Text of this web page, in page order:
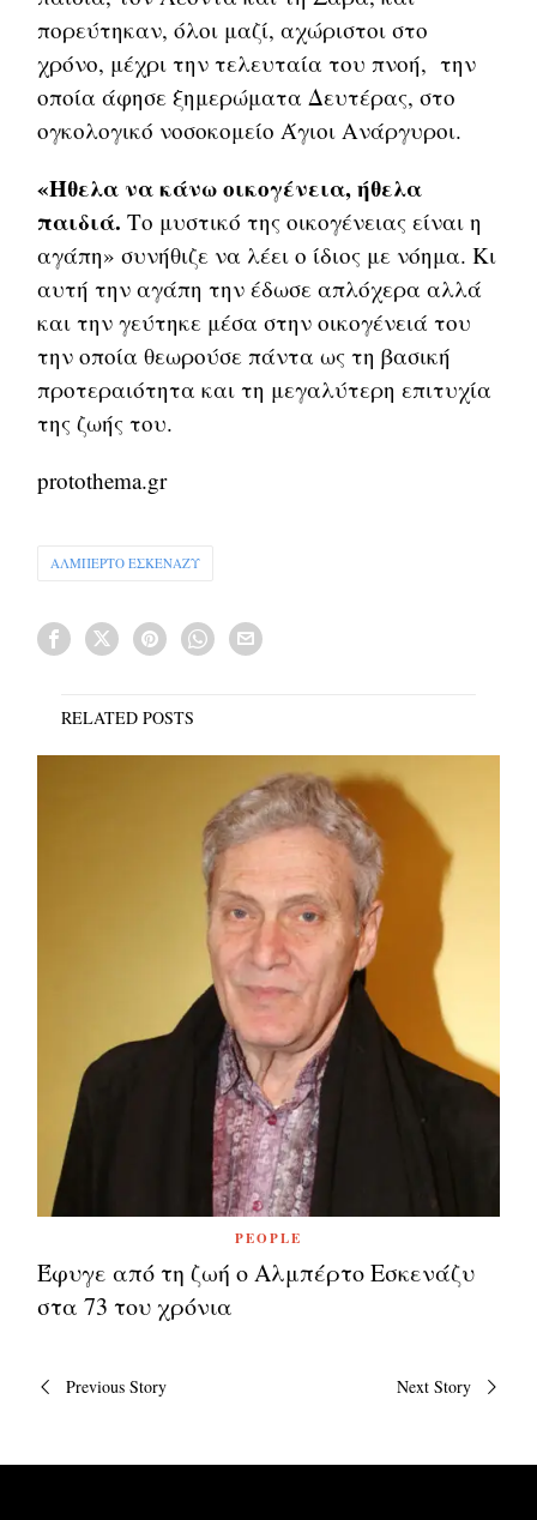
πορεύτηκαν, όλοι μαζί, αχώριστοι στο
χρόνο, μέχρι την τελευταία του πνοή, την
οποία άφησε ξημερώματα Δευτέρας, στο
ογκολογικό νοσοκομείο Άγιοι Ανάργυροι.
«Ήθελα να κάνω οικογένεια, ήθελα
παιδιά. Το μυστικό της οικογένειας είναι η
αγάπη» συνήθιζε να λέει ο ίδιος με νόημα. Κι
αυτή την αγάπη την έδωσε απλόχερα αλλά
και την γεύτηκε μέσα στην οικογένειά του
την οποία θεωρούσε πάντα ως τη βασική
προτεραιότητα και τη μεγαλύτερη επιτυχία
της ζωής του.
protothema.gr
ΑΛΜΠΕΡΤΟ ΕΣΚΕΝΑΖΥ
RELATED POSTS
PEOPLE
Έφυγε από τη ζωή ο Αλμπέρτο Εσκενάζυ
στα 73 του χρόνια
Πλοήγηση
Previous Story Next Story